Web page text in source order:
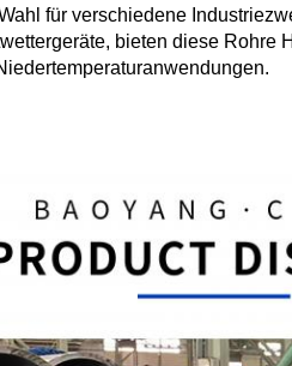
für verschiedene
bieten diese